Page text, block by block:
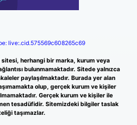
live:.cid.575569c608265c69
herhangi bir marka, kurum veya
bulunmamaktadır. Sitede yalnızca
paylaşılmaktadır. Burada yer alan
olup, gerçek kurum ve kişiler
Gerçek kurum ve kişiler ile
tesadüfidir. Sitemizdeki bilgiler taslak
taşımazlar.